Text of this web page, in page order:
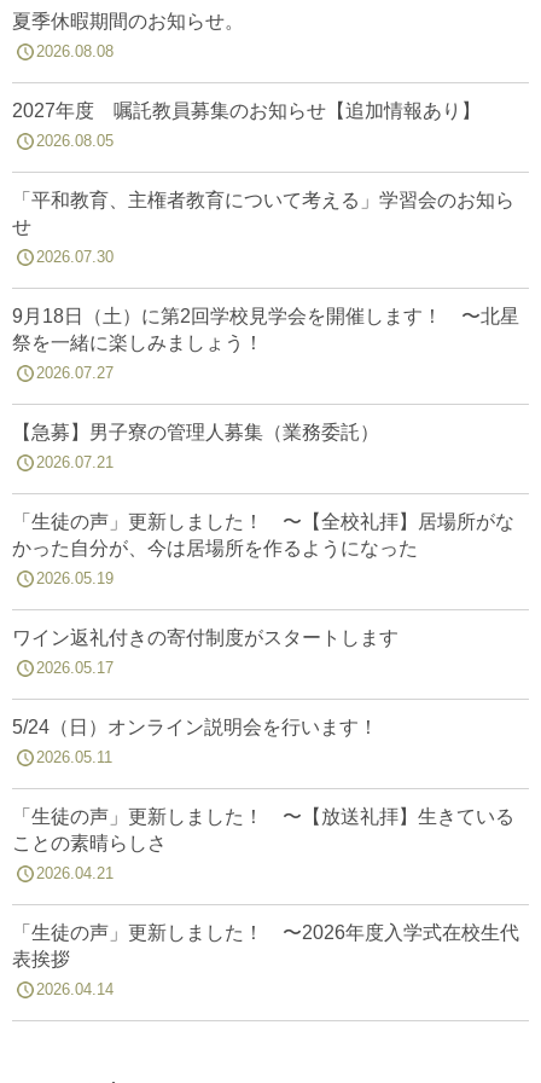
夏季休暇期間のお知らせ。
2026.08.08
2027年度 嘱託教員募集のお知らせ【追加情報あり】
2026.08.05
「平和教育、主権者教育について考える」学習会のお知ら
せ
2026.07.30
9月18日（土）に第2回学校見学会を開催します！ 〜北星
祭を一緒に楽しみましょう！
2026.07.27
【急募】男子寮の管理人募集（業務委託）
2026.07.21
「生徒の声」更新しました！ 〜【全校礼拝】居場所がな
かった自分が、今は居場所を作るようになった
2026.05.19
ワイン返礼付きの寄付制度がスタートします
2026.05.17
5/24（日）オンライン説明会を行います！
2026.05.11
「生徒の声」更新しました！ 〜【放送礼拝】生きている
ことの素晴らしさ
2026.04.21
「生徒の声」更新しました！ 〜2026年度入学式在校生代
表挨拶
2026.04.14